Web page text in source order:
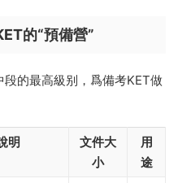
的“預備營”
的最高級别，爲備考KET做
明
文件大
小
用
途